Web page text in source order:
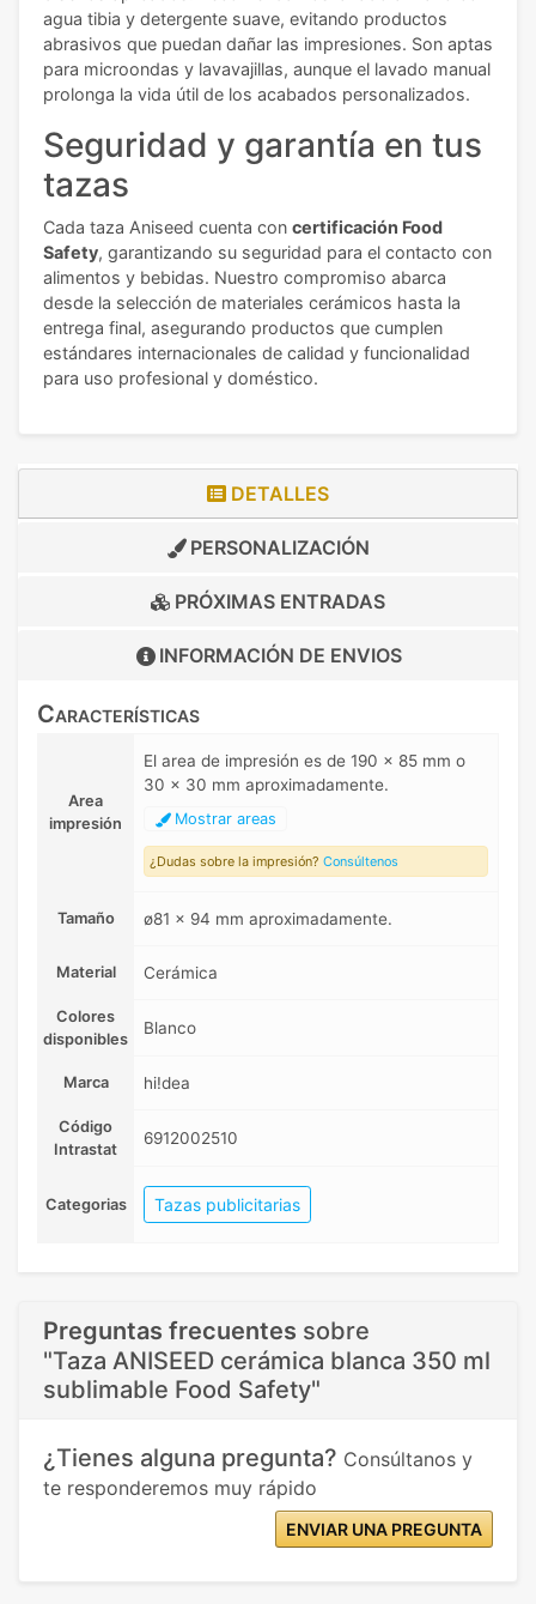
agua tibia y detergente suave, evitando productos
abrasivos que puedan dañar las impresiones. Son aptas
para microondas y lavavajillas, aunque el lavado manual
prolonga la vida útil de los acabados personalizados.
Seguridad y garantía en tus
tazas
Cada taza Aniseed cuenta con certificación Food
Safety, garantizando su seguridad para el contacto con
alimentos y bebidas. Nuestro compromiso abarca
desde la selección de materiales cerámicos hasta la
entrega final, asegurando productos que cumplen
estándares internacionales de calidad y funcionalidad
para uso profesional y doméstico.
DETALLES
PERSONALIZACIÓN
PRÓXIMAS ENTRADAS
INFORMACIÓN DE ENVIOS
Características
Area
impresión
El area de impresión es de 190 x 85 mm o
30 x 30 mm aproximadamente.
Mostrar areas
¿Dudas sobre la impresión? Consúltenos
Tamaño ø81 x 94 mm aproximadamente.
Material Cerámica
Colores
disponibles
Blanco
Marca hi!dea
Código
Intrastat
6912002510
Categorias Tazas publicitarias
Preguntas frecuentes sobre
"Taza ANISEED cerámica blanca 350 ml
sublimable Food Safety"
¿Tienes alguna pregunta? Consúltanos y
te responderemos muy rápido
ENVIAR UNA PREGUNTA